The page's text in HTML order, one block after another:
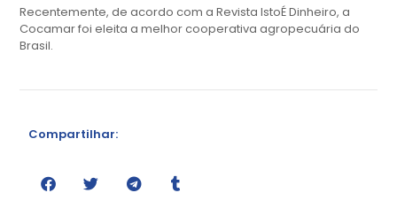
Recentemente, de acordo com a Revista IstoÉ Dinheiro, a
Cocamar foi eleita a melhor cooperativa agropecuária do
Brasil.
Compartilhar: